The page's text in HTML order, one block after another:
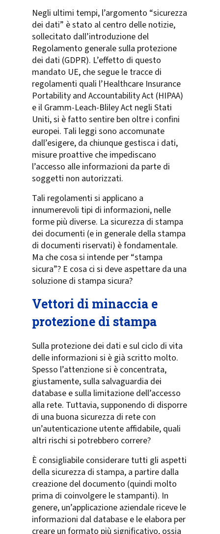
Negli ultimi tempi, l’argomento “sicurezza
dei dati” è stato al centro delle notizie,
sollecitato dall’introduzione del
Regolamento generale sulla protezione
dei dati (GDPR). L’effetto di questo
mandato UE, che segue le tracce di
regolamenti quali l’Healthcare Insurance
Portability and Accountability Act (HIPAA)
e il Gramm-Leach-Bliley Act negli Stati
Uniti, si è fatto sentire ben oltre i confini
europei. Tali leggi sono accomunate
dall’esigere, da chiunque gestisca i dati,
misure proattive che impediscano
l’accesso alle informazioni da parte di
soggetti non autorizzati.
Tali regolamenti si applicano a
innumerevoli tipi di informazioni, nelle
forme più diverse. La sicurezza di stampa
dei documenti (e in generale della stampa
di documenti riservati) è fondamentale.
Ma che cosa si intende per “stampa
sicura”? E cosa ci si deve aspettare da una
soluzione di stampa sicura?
Vettori di minaccia e
protezione di stampa
Sulla protezione dei dati e sul ciclo di vita
delle informazioni si è già scritto molto.
Spesso l’attenzione si è concentrata,
giustamente, sulla salvaguardia dei
database e sulla limitazione dell’accesso
alla rete. Tuttavia, supponendo di disporre
di una buona sicurezza di rete con
un’autenticazione utente affidabile, quali
altri rischi si potrebbero correre?
È consigliabile considerare tutti gli aspetti
della sicurezza di stampa, a partire dalla
creazione del documento (quindi molto
prima di coinvolgere le stampanti). In
genere, un’applicazione aziendale riceve le
informazioni dal database e le elabora per
creare un formato più significativo, ossia